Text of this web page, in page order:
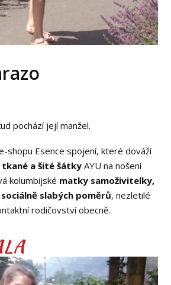
pochází její manžel.
shopu Esence spojení, které dováží
a šité šátky AYU na nošení
kolumbijské matky samoživitelky,
slabých poměrů, nezletilé
rodičovství obecně.